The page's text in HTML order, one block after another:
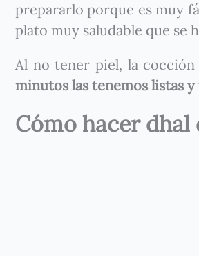
prepararlo porque es muy
plato muy saludable que se
Al no tener piel, la cocción
minutos las tenemos listas
Cómo hacer dhal